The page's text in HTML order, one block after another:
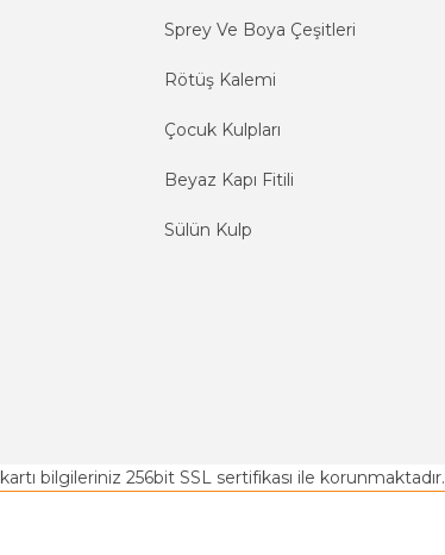
Sprey Ve Boya Çeşitleri
Rötüş Kalemi
Çocuk Kulpları
Beyaz Kapı Fitili
Sülün Kulp
bilgileriniz 256bit SSL sertifikası ile korunmaktadır.